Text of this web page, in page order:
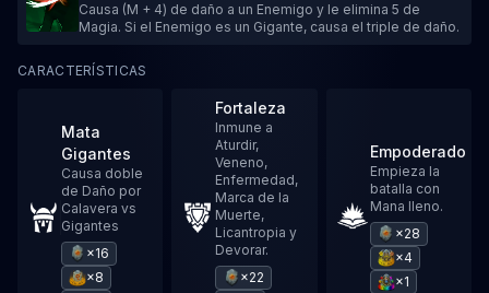
Causa (M + 4) de daño a un Enemigo y le elimina 5 de
Magia. Si el Enemigo es un Gigante, causa el triple de daño.
CARACTERÍSTICAS
Mata
Gigantes
Causa doble
de Daño por
Calavera vs
Gigantes
×16
×8
Fortaleza
Inmune a
Aturdir,
Veneno,
Enfermedad,
Marca de la
Muerte,
Licantropia y
Devorar.
×22
Empoderado
Empieza la
batalla con
Mana lleno.
×28
×4
×1